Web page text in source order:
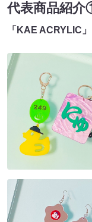
代表商品紹
「KAE ACRYLIC